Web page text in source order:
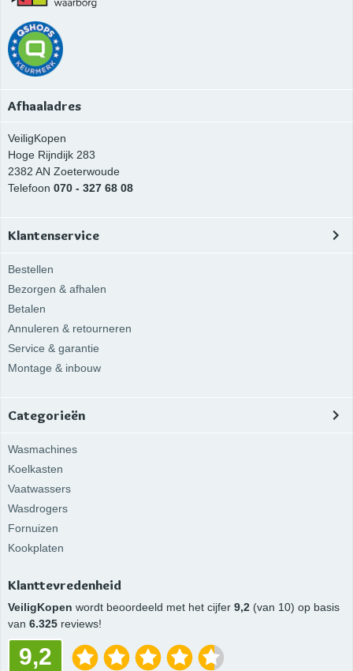
Afhaaladres
VeiligKopen
Hoge Rijndijk 283
2382 AN Zoeterwoude
Telefoon 070 - 327 68 08
Klantenservice
Bestellen
Bezorgen & afhalen
Betalen
Annuleren & retourneren
Service & garantie
Montage & inbouw
Categorieën
Wasmachines
Koelkasten
Vaatwassers
Wasdrogers
Fornuizen
Kookplaten
Klanttevredenheid
VeiligKopen wordt beoordeeld met het cijfer 9,2 (van 10) op basis
van 6.325 reviews!
9,2